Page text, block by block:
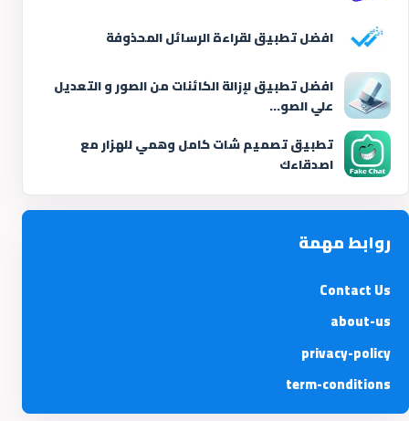
افضل تطبيق لقراءة الرسائل المحذوفة
افضل تطبيق لإزالة الكائنات من الصور و التعديل
علي الصو...
تطبيق تصميم شات كامل وهمي للهزار مع
اصدقاءك
روابط مهمة
Contact Us
about-us
privacy-policy
term-conditions